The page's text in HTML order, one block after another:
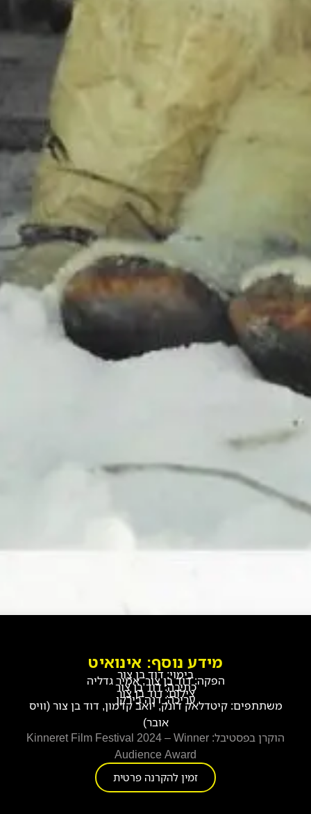
מידע נוסף: אינואיט
בימוי: דוד בן צור
הפקה: דוד בן צור, אמיר גדליה
כתיבה: דוד בן צור
צילום: דוד בן צור
עריכה: דנה בירקן
משתתפים: קיטדלאק דונק, יואב קדמון, דוד בן צור (וויס
אובר)
הוקרן בפסטיבל: Kinneret Film Festival 2024 – Winner
Audience Award
זמין להקרנה פרטית